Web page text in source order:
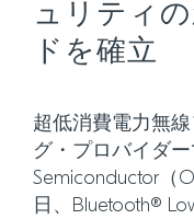
ュリティ
ドを確立
超低消費電力無
グ・プロバイダ
Semiconductor（
日、Bluetooth®